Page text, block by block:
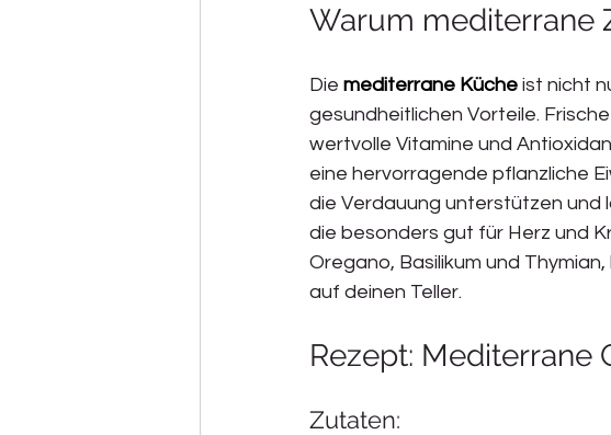
Warum mediterrane
Die mediterrane Küche ist nicht
gesundheitlichen Vorteile.
wertvolle Vitamine und
eine hervorragende pflanzliche
die Verdauung unterstützen und
die besonders gut für Herz und
Oregano, Basilikum und
auf deinen Teller.
Rezept: Mediterrane
Zutaten: